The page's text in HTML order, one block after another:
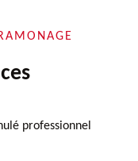
professionnel